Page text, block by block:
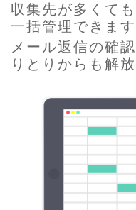
収集先が多くて
一括管理できます
メール返信の確
りとりからも解放